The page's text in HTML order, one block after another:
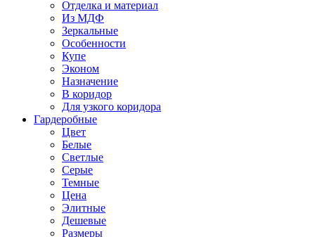
Отделка и материал
Из МДФ
Зеркальные
Особенности
Купе
Эконом
Назначение
В коридор
Для узкого коридора
Гардеробные
Цвет
Белые
Светлые
Серые
Темные
Цена
Элитные
Дешевые
Размеры